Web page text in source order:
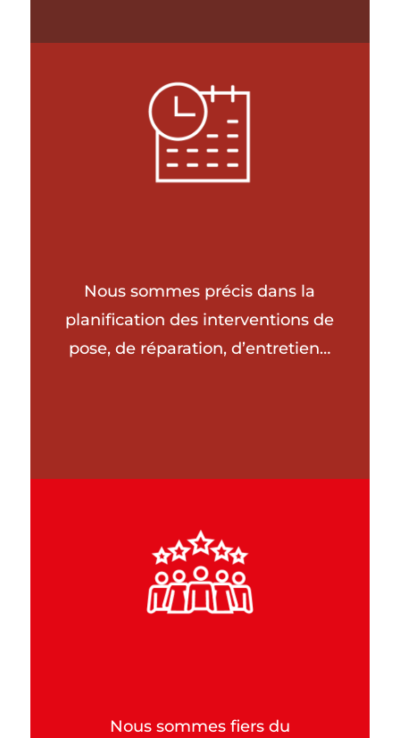
Nous sommes précis dans la
planification des interventions de
pose, de réparation, d’entretien…
Nous sommes fiers du